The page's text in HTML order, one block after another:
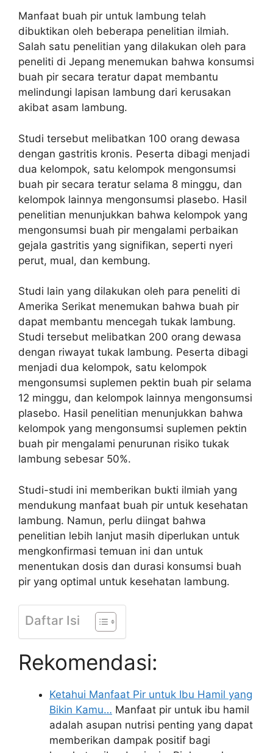
Manfaat buah pir untuk lambung telah
dibuktikan oleh beberapa penelitian ilmiah.
Salah satu penelitian yang dilakukan oleh para
peneliti di Jepang menemukan bahwa konsumsi
buah pir secara teratur dapat membantu
melindungi lapisan lambung dari kerusakan
akibat asam lambung.
Studi tersebut melibatkan 100 orang dewasa
dengan gastritis kronis. Peserta dibagi menjadi
dua kelompok, satu kelompok mengonsumsi
buah pir secara teratur selama 8 minggu, dan
kelompok lainnya mengonsumsi plasebo. Hasil
penelitian menunjukkan bahwa kelompok yang
mengonsumsi buah pir mengalami perbaikan
gejala gastritis yang signifikan, seperti nyeri
perut, mual, dan kembung.
Studi lain yang dilakukan oleh para peneliti di
Amerika Serikat menemukan bahwa buah pir
dapat membantu mencegah tukak lambung.
Studi tersebut melibatkan 200 orang dewasa
dengan riwayat tukak lambung. Peserta dibagi
menjadi dua kelompok, satu kelompok
mengonsumsi suplemen pektin buah pir selama
12 minggu, dan kelompok lainnya mengonsumsi
plasebo. Hasil penelitian menunjukkan bahwa
kelompok yang mengonsumsi suplemen pektin
buah pir mengalami penurunan risiko tukak
lambung sebesar 50%.
Studi-studi ini memberikan bukti ilmiah yang
mendukung manfaat buah pir untuk kesehatan
lambung. Namun, perlu diingat bahwa
penelitian lebih lanjut masih diperlukan untuk
mengkonfirmasi temuan ini dan untuk
menentukan dosis dan durasi konsumsi buah
pir yang optimal untuk kesehatan lambung.
Daftar Isi
Rekomendasi:
Ketahui Manfaat Pir untuk Ibu Hamil yang
Bikin Kamu… Manfaat pir untuk ibu hamil
adalah asupan nutrisi penting yang dapat
memberikan dampak positif bagi